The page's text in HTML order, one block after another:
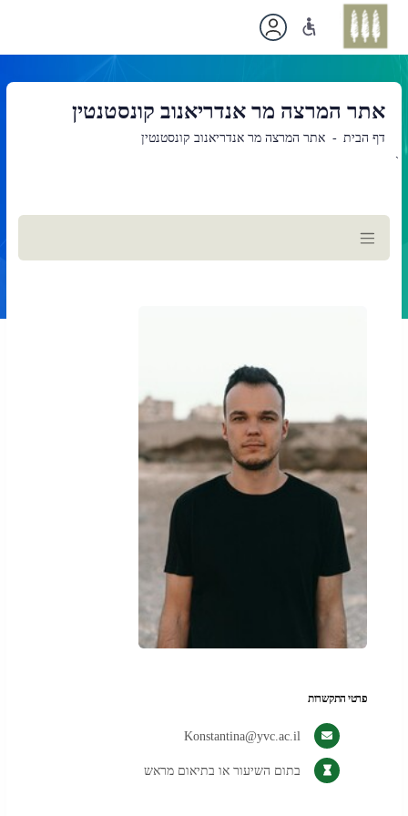
אתר המרצה מר אנדריאנוב קונסטנטין
דף הבית אתר המרצה מר אנדריאנוב קונסטנטין
`
תוכן
ראשי
פרטי התקשרות
Konstantina@yvc.ac.il
בתום השיעור או בתיאום מראש